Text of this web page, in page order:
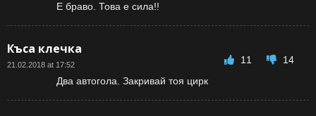
Е браво. Това е сила!!
Къса клечка
21.02.2018 at 17:52 11
14
Два автогола. Закривай тоя цирк